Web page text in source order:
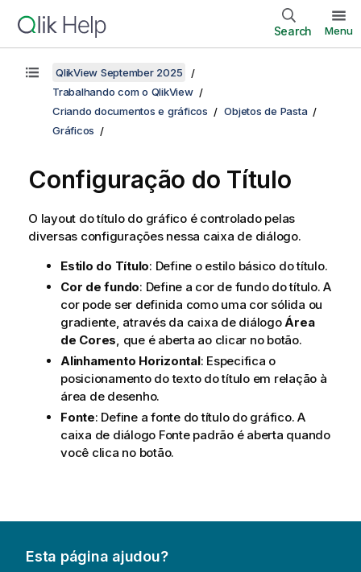
Search Menu
QlikView September 2025
Trabalhando com o QlikView
Criando documentos e gráficos
Objetos de Pasta
Gráficos
Configuração do Título
O layout do título do gráfico é controlado pelas
diversas configurações nessa caixa de diálogo.
Estilo do Título: Define o estilo básico do título.
Cor de fundo: Define a cor de fundo do título. A
cor pode ser definida como uma cor sólida ou
gradiente, através da caixa de diálogoÁrea
de Cores, que é aberta ao clicar no botão.
Alinhamento Horizontal: Especifica o
posicionamento do texto do título em relação à
área de desenho.
Fonte: Define a fonte do título do gráfico. A
caixa de diálogo Fonte padrão é aberta quando
você clica no botão.
Esta página ajudou?